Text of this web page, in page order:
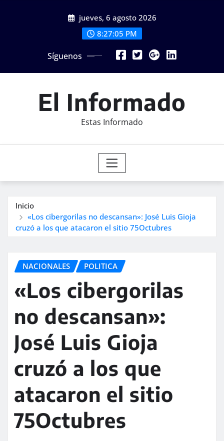
jueves, 6 agosto 2026
8:27:07 PM
Síguenos
El Informado
Estas Informado
Inicio
«Los cibergorilas no descansan»: José Luis Gioja
cruzó a los que atacaron el sitio 75Octubres
NACIONALES POLITICA
«Los cibergorilas
no descansan»:
José Luis Gioja
cruzó a los que
atacaron el sitio
75Octubres